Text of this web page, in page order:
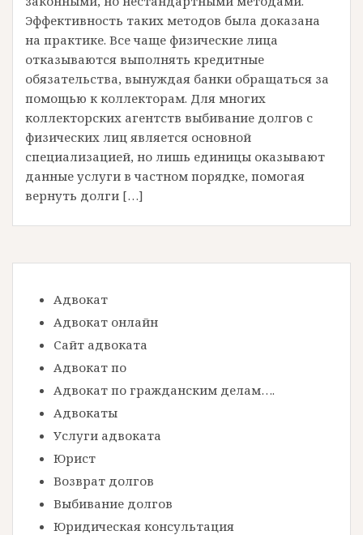
Эффективность таких методов была доказана
на практике. Все чаще физические лица
отказываются выполнять кредитные
обязательства, вынуждая банки обращаться за
помощью к коллекторам. Для многих
коллекторских агентств выбивание долгов с
физических лиц является основной
специализацией, но лишь единицы оказывают
данные услуги в частном порядке, помогая
вернуть долги […]
Адвокат
Адвокат онлайн
Сайт адвоката
Адвокат по
Адвокат по гражданским делам….
Адвокаты
Услуги адвоката
Юрист
Возврат долгов
Выбивание долгов
Юридическая консультация